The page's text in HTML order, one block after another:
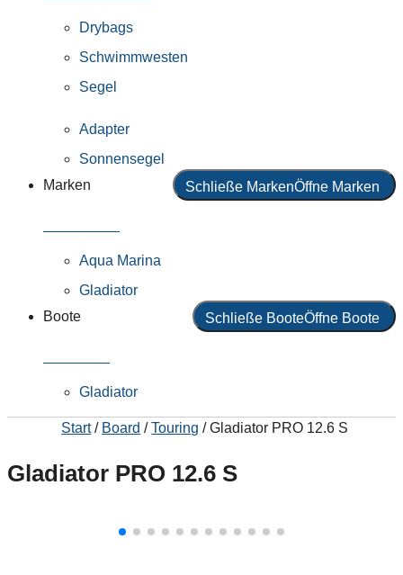
Drybags
Schwimmwesten
Segel
Adapter
Sonnensegel
Marken
Schließe MarkenÖffne Marken
Aqua Marina
Gladiator
Boote
Schließe BooteÖffne Boote
Gladiator
Start/ Board /Touring / Gladiator PRO 12.6 S
Gladiator PRO 12.6 S